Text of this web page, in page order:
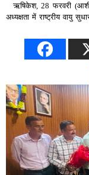
ऋषिकेश, 28 फरवरी
अध्यक्षता में राष्ट्रीय वायु